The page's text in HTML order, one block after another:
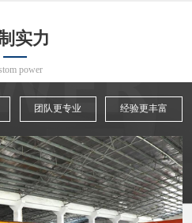
实力
power
团队更专业 经验更丰富